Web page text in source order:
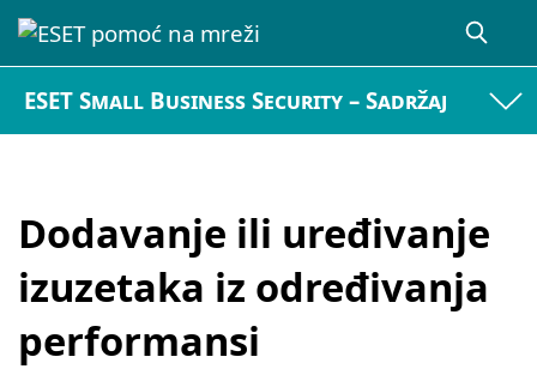
ESET Small Business Security – Sadržaj
Dodavanje ili uređivanje
izuzetaka iz određivanja
performansi